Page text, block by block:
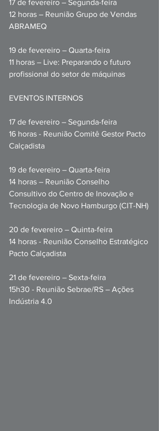
17 de fevereiro – Segunda-feira
12 horas – Reunião Grupo de Vendas
ABRAMEQ
19 de fevereiro – Quarta-feira
11 horas – Live: Preparando o futuro
profissional do setor de máquinas
EVENTOS INTERNOS
17 de fevereiro – Segunda-feira
16 horas - Reunião Comitê Gestor Pacto
Calçadista
19 de fevereiro – Quarta-feira
14 horas – Reunião Conselho
Consultivo do Centro de Inovação e
Tecnologia de Novo Hamburgo (CIT-NH)
20 de fevereiro – Quinta-feira
14 horas - Reunião Conselho Estratégico
Pacto Calçadista
21 de fevereiro – Sexta-feira
15h30 - Reunião Sebrae/RS – Ações
Indústria 4.0